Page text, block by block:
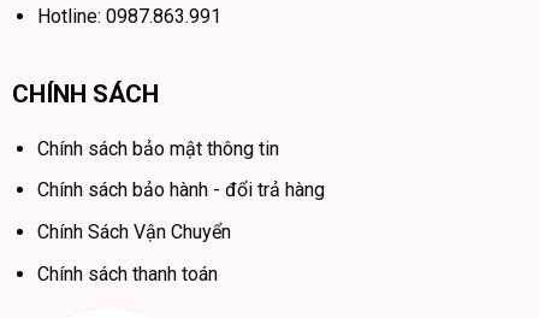
tích hợp này, bạn không cần đầu tư nhiều món đồ nội thất
trong không gian sống.
Hotline: 0987.863.991
CHÍNH SÁCH
Chính sách bảo mật thông tin
Chính sách bảo hành - đổi trả hàng
Chính Sách Vận Chuyển
Chính sách thanh toán